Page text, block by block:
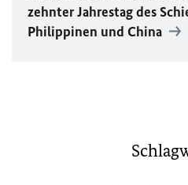
zehnter Jahrestag des
Philippinen und China